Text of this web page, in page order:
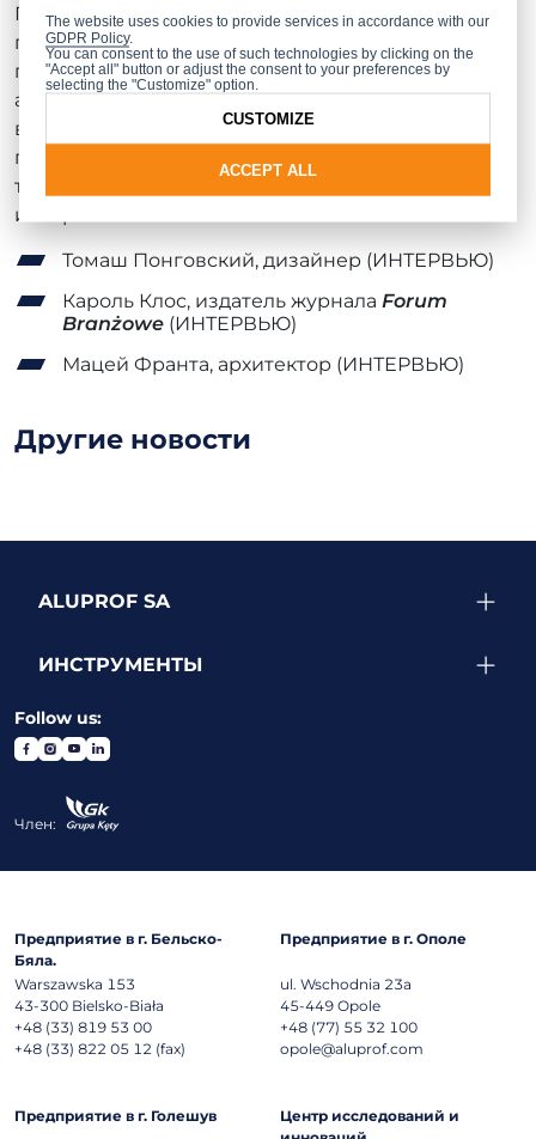
ПроектFuture Builders, созданный и
поддерживаемый компанией
платформой для обсуждений будущего
архитектуры, дизайна и строительства. Это серия
встреч с экспертами, которые активно
поддерживают позитивные изменения. За время
текущего этапа проекта у нас уже прошли три
интервью с гостями:
Томаш Понговский, дизайнер (ИНТЕРВЬЮ)
Кароль Клос, издатель журнала Forum
Branżowe (ИНТЕРВЬЮ)
Мацей Франта, архитектор (ИНТЕРВЬЮ)
Другие новости
ALUPROF SA
ИНСТРУМЕНТЫ
Follow us:
Член:
Предприятие в г. Бельско-
Бяла.
Warszawska 153
43-300 Bielsko-Biała
+48 (33) 819 53 00
+48 (33) 822 05 12 (fax)
Предприятие в г. Ополе
ul. Wschodnia 23a
45-449 Opole
+48 (77) 55 32 100
opole@aluprof.com
Предприятие в г. Голешув
Центр исследований и
The website uses cookies to provide services in accordance with our
GDPR Policy.
You can consent to the use of such technologies by clicking on the
"Accept all" button or adjust the consent to your preferences by
selecting the "Customize" option.
ACCEPT ALL
CUSTOMIZE